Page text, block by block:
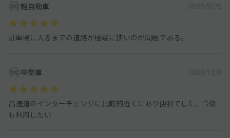
軽自動車 2020/9/25
駐車場に入るまでの道路が極端に狭いのが問題である。
中型車 2018/11/8
高速道のインターチェンジに比較的近くにあり便利でした、今後
も利用したい